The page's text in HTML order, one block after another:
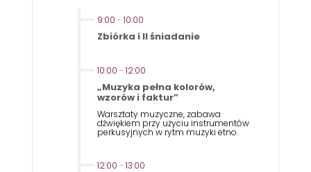
9:00 - 10:00
Zbiórka i II śniadanie
10:00 - 12:00
„Muzyka pełna kolorów,
wzorów i faktur”
Warsztaty muzyczne, zabawa
dźwiękiem przy użyciu instrumentów
perkusyjnych w rytm muzyki etno.
12:00 - 13:00